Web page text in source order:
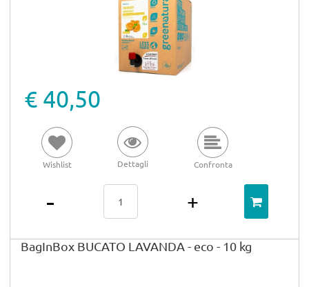
€ 40,50
Wishlist Dettagli Confronta
BagInBox BUCATO LAVANDA - eco - 10 kg